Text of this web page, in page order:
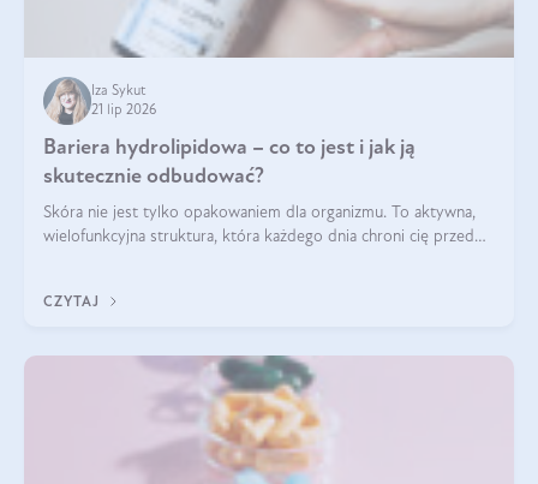
Iza Sykut
21 lip 2026
Bariera hydrolipidowa – co to jest i jak ją
skutecznie odbudować?
Skóra nie jest tylko opakowaniem dla organizmu. To aktywna,
wielofunkcyjna struktura, która każdego dnia chroni cię przed
bariera hydrolipidowa.
CZYTAJ